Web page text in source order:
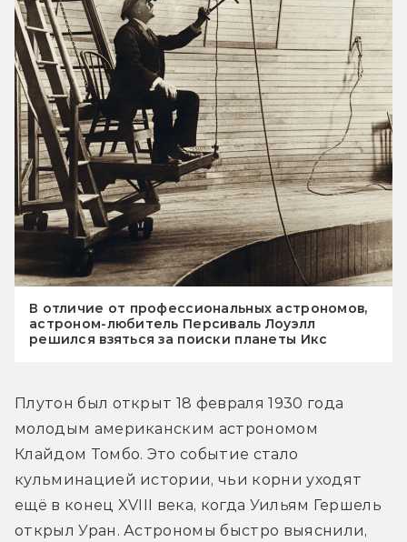
В отличие от профессиональных астрономов,
астроном-любитель Персиваль Лоуэлл
решился взяться за поиски планеты Икс
Плутон был открыт 18 февраля 1930 года
молодым американским астрономом
Клайдом Томбо. Это событие стало
кульминацией истории, чьи корни уходят
ещё в конец XVIII века, когда Уильям Гершель
открыл Уран. Астрономы быстро выяснили,